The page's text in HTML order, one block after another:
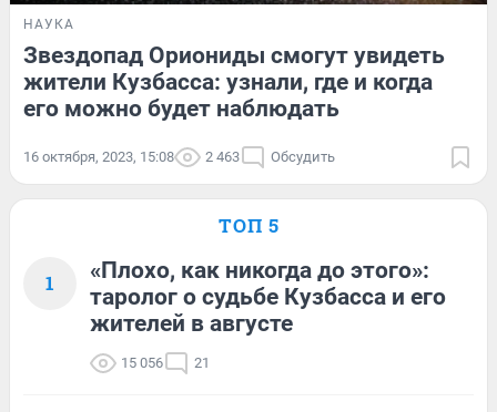
НАУКА
Звездопад Ориониды смогут увидеть
жители Кузбасса: узнали, где и когда
его можно будет наблюдать
16 октября, 2023, 15:08 2 463 Обсудить
ТОП 5
1
«Плохо, как никогда до этого»:
таролог о судьбе Кузбасса и его
жителей в августе
15 056 21